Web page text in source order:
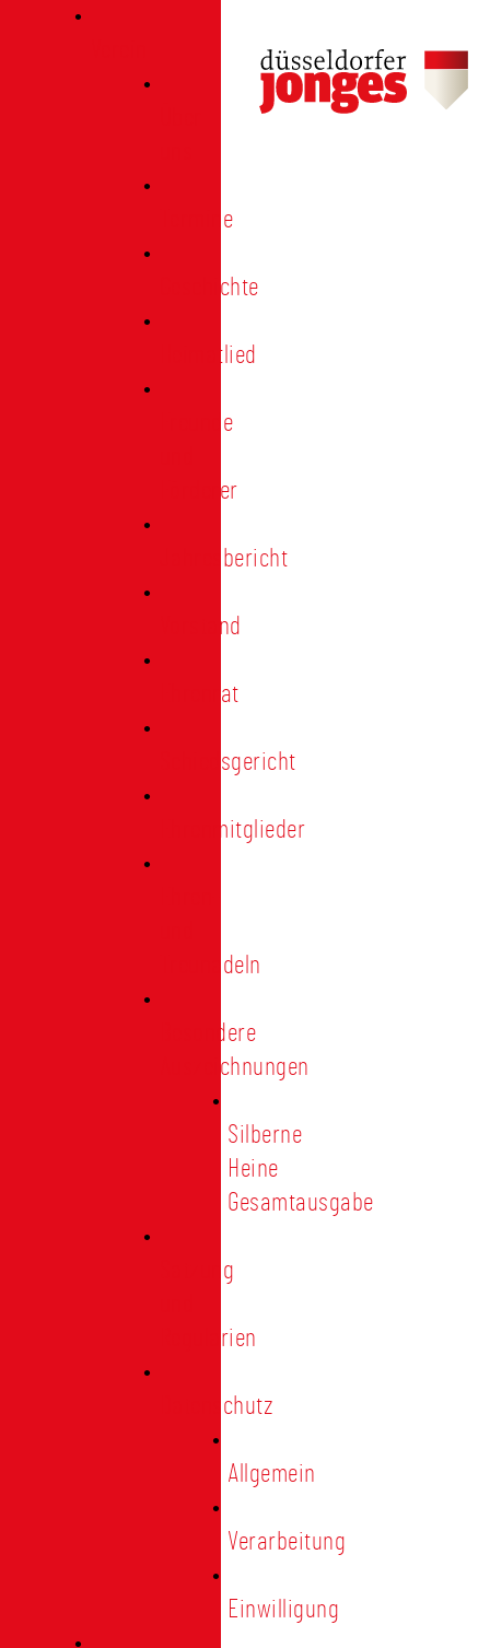
Termine
Geschichte
Heimatlied
Freunde
Förderer
Jahresbericht
Vorstand
Ehrenrat
Schiedsgericht
Ehrenmitglieder
Treunadeln
Besondere
Auszeichnungen
Silberne
Heine
Gesamtausgabe
Satzung
Regularien
Datenschutz
Allgemein
Verarbeitung
Einwilligung